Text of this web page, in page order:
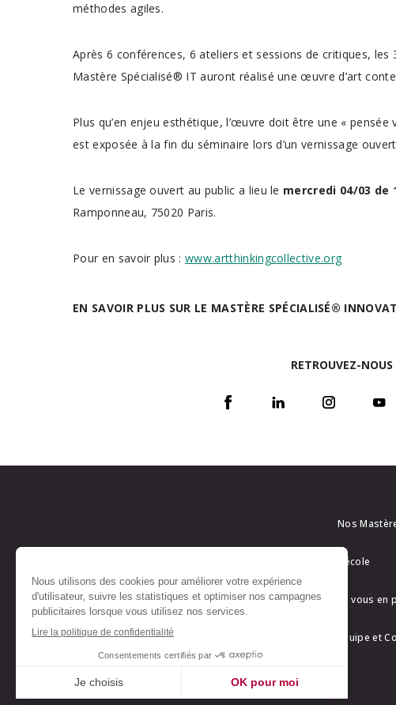
méthodes agiles.
Après 6 conférences, 6 ateliers et sessions de critiques,
Mastère Spécialisé® IT auront réalisé une œuvre d’art
Plus qu’en enjeu esthétique, l’œuvre doit être une «
est exposée à la fin du séminaire lors d’un vernissage
Le vernissage ouvert au public a lieu le mercredi 04/03 de
Ramponneau, 75020 Paris.
Pour en savoir plus :www.artthinkingcollective.org
EN SAVOIR PLUS SUR LE MASTÈRE SPÉCIALISÉ®
RETROUVEZ-NOUS
Nos
L’école
Ils vous en
Equipe et